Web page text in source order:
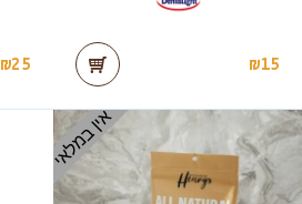
₪15
₪25
אין במלאי